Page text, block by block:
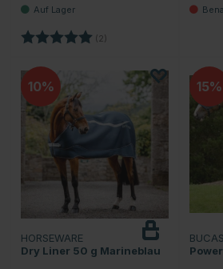
Bewertung: (2)
10
HORSEWARE
Dry Liner 50 g Marineblau
15
BUCAS